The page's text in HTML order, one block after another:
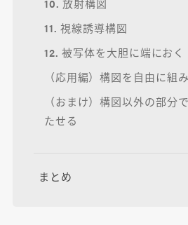
10. 放射構図
11. 視線誘導構図
12. 被写体を大胆に端におく
（応用編）構図を自由に組
（おまけ）構図以外の部分
たせる
まとめ